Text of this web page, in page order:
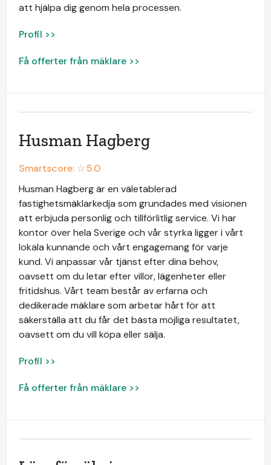
att hjälpa dig genom hela processen.
Profil >>
Få offerter från mäklare >>
Husman Hagberg
Smartscore: ☆5.0
Husman Hagberg är en väletablerad
fastighetsmäklarkedja som grundades med visionen
att erbjuda personlig och tillförlitlig service. Vi har
kontor över hela Sverige och vår styrka ligger i vårt
lokala kunnande och vårt engagemang för varje
kund. Vi anpassar vår tjänst efter dina behov,
oavsett om du letar efter villor, lägenheter eller
fritidshus. Vårt team består av erfarna och
dedikerade mäklare som arbetar hårt för att
säkerställa att du får det bästa möjliga resultatet,
oavsett om du vill köpa eller sälja.
Profil >>
Få offerter från mäklare >>